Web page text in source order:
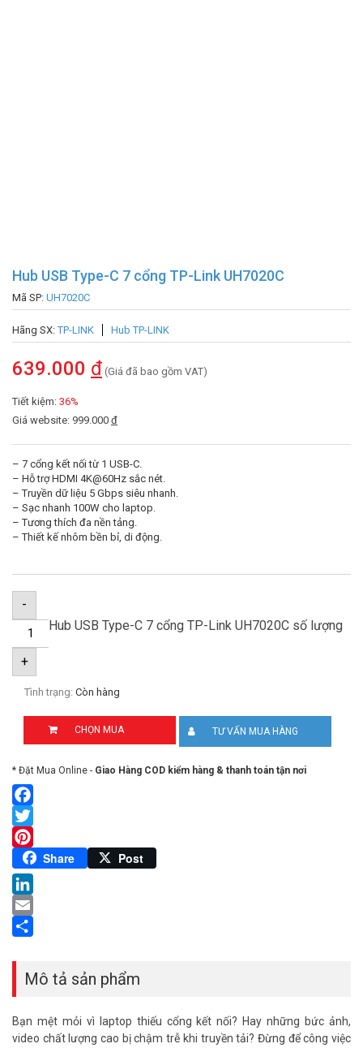
Hub USB Type-C 7 cổng TP-Link UH7020C
Mã SP: UH7020C
Hãng SX:TP-LINK Hub TP-LINK
639.000 đ (Giá đã bao gồm VAT)
Tiết kiệm: 36%
Giá website: 999.000 đ
– 7 cổng kết nối từ 1 USB-C.
– Hỗ trợ HDMI 4K@60Hz sắc nét.
– Truyền dữ liệu 5 Gbps siêu nhanh.
– Sạc nhanh 100W cho laptop.
– Tương thích đa nền tảng.
– Thiết kế nhôm bền bỉ, di động.
-
Hub USB Type-C 7 cổng TP-Link UH7020C số lượng
+
Tình trạng: Còn hàng
CHỌN MUA TƯ VẤN MUA HÀNG
* Đặt Mua Online - Giao Hàng COD kiểm hàng & thanh toán tận nơi
Facebook
Twitter
Pinterest
Share Post
LinkedIn
Email
Mô tả sản phẩm
Bạn mệt mỏi vì laptop thiếu cổng kết nối? Hay những bức ảnh,
video chất lượng cao bị chậm trễ khi truyền tải? Đừng để công việc